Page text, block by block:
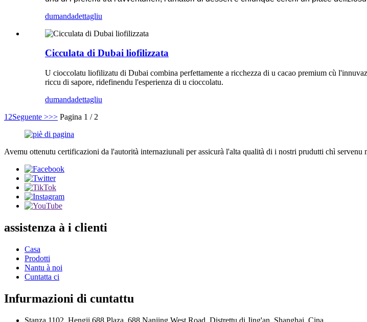
dumandadettagliu
Cicculata di Dubai liofilizzata
U cioccolatu liofilizatu di Dubai combina perfettamente a ricchezza di u cacao premium cù
riccu di sapore, ridefinendu l'esperienza di u cioccolatu.
dumandadettagliu
1 2Seguente >>> Pagina 1 / 2
Avemu ottenutu certificazioni da l'autorità internaziunali per assicurà l'alta qualità di i nostri prudutti chì
assistenza à i clienti
Casa
Prodotti
Nantu à noi
Cuntatta ci
Infurmazioni di cuntattu
Stanza 1102, Hengji 688 Plaza, 688 Nanjing West Road, Distrettu di Jing'an, Shanghai, Cina